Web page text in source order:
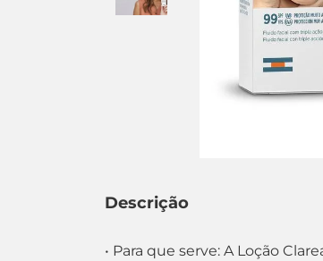
Descrição
• Para que serve: A Loção